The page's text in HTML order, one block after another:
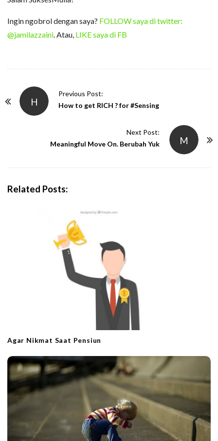
Ingin ngobrol dengan saya? FOLLOW saya di twitter:
@jamilazzaini. Atau, LIKE saya di FB
H
Previous Post:
How to get RICH ? for #Sensing
M
Next Post:
Meaningful Move On. Berubah Yuk
Related Posts:
Agar Nikmat Saat Pensiun